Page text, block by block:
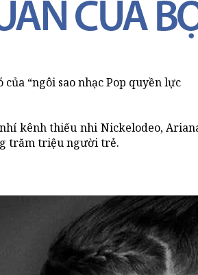
“ngôi sao nhạc Pop quyền lực
kênh thiếu nhi Nickelodeo,
trăm triệu người trẻ.